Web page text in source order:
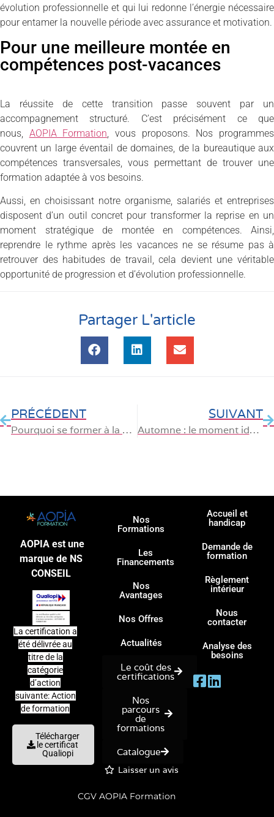
évolution professionnelle et qui lui redonne l’énergie nécessaire
pour entamer la nouvelle période avec assurance et motivation.
Pour une meilleure montée en
compétences post-vacances
La réussite de cette transition passe souvent par un
accompagnement structuré. C’est précisément ce que
nous, AOPIA Formation, vous proposons. Nos programmes
couvrent un large éventail de domaines, de la bureautique aux
compétences transversales, vous permettant de trouver une
formation adaptée à vos besoins.
Aussi, en choisissant notre organisme, salariés et entreprises
disposent d’un outil concret pour transformer la reprise en un
moment stratégique de montée en compétences. Ainsi,
reprendre le rythme après les vacances ne se résume pas à
retrouver des habitudes de travail, cela devient une véritable
opportunité de progression et d’évolution professionnelle.
Partager L'article
PRÉCÉDENT
Pourquoi se former à la bureautique reste indispensable pour tous les actifs ?
SUIVANT
Automne : le moment idéal pour préparer une certification professionnelle
AOPIA est une
marque de NS
CONSEIL
La certification a
été délivrée au
titre de la
catégorie
d’action
suivante: Action
de formation
Télécharger
le certificat
Qualiopi
Nos
Formations
Les
Financements
Nos
Avantages
Nos Offres
Actualités
Le coût des
certifications
Nos
parcours
de
formations
Catalogue
Laisser un avis
Accueil et
handicap
Demande de
formation
Règlement
intérieur
Nous
contacter
Analyse des
besoins
CGV AOPIA Formation